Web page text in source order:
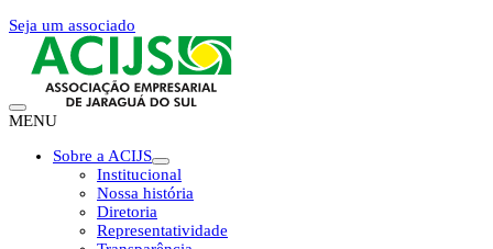
Seja um associado
MENU
Sobre a ACIJS
Institucional
Nossa história
Diretoria
Representatividade